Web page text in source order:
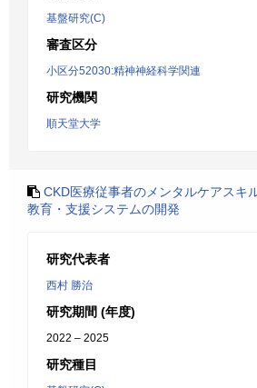
基盤研究(C)
審査区分
小区分52030:精神神経科学関連
研究機関
順天堂大学
CKD医療従事者のメンタルケアスキ
教育・支援システムの開発
研究代表者
西村 勝治
研究期間 (年度)
2022 – 2025
研究種目